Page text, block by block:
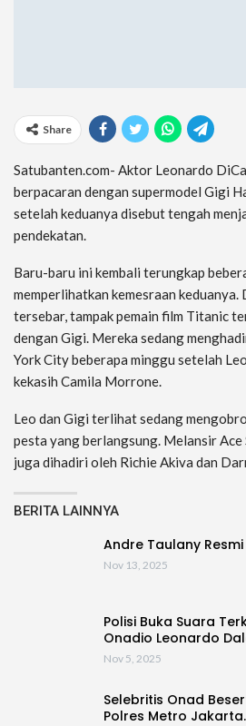
Share
Satubanten.com- Aktor Leonardo
berpacaran dengan supermodel Gigi
setelah keduanya disebut tengah
pendekatan.
Baru-baru ini kembali terungkap
memperlihatkan kemesraan
tersebar, tampak pemain film Titanic
dengan Gigi. Mereka sedang
York City beberapa minggu setelah
kekasih Camila Morrone.
Leo dan Gigi terlihat sedang
pesta yang berlangsung. Melansir Ace
juga dihadiri oleh Richie Akiva dan
BERITA LAINNYA
Andre Taulany
Nov 13, 2025
Polisi Buka Suara
Onadio Leonardo
Nov 5, 2025
Selebritis Onad
Polres Metro